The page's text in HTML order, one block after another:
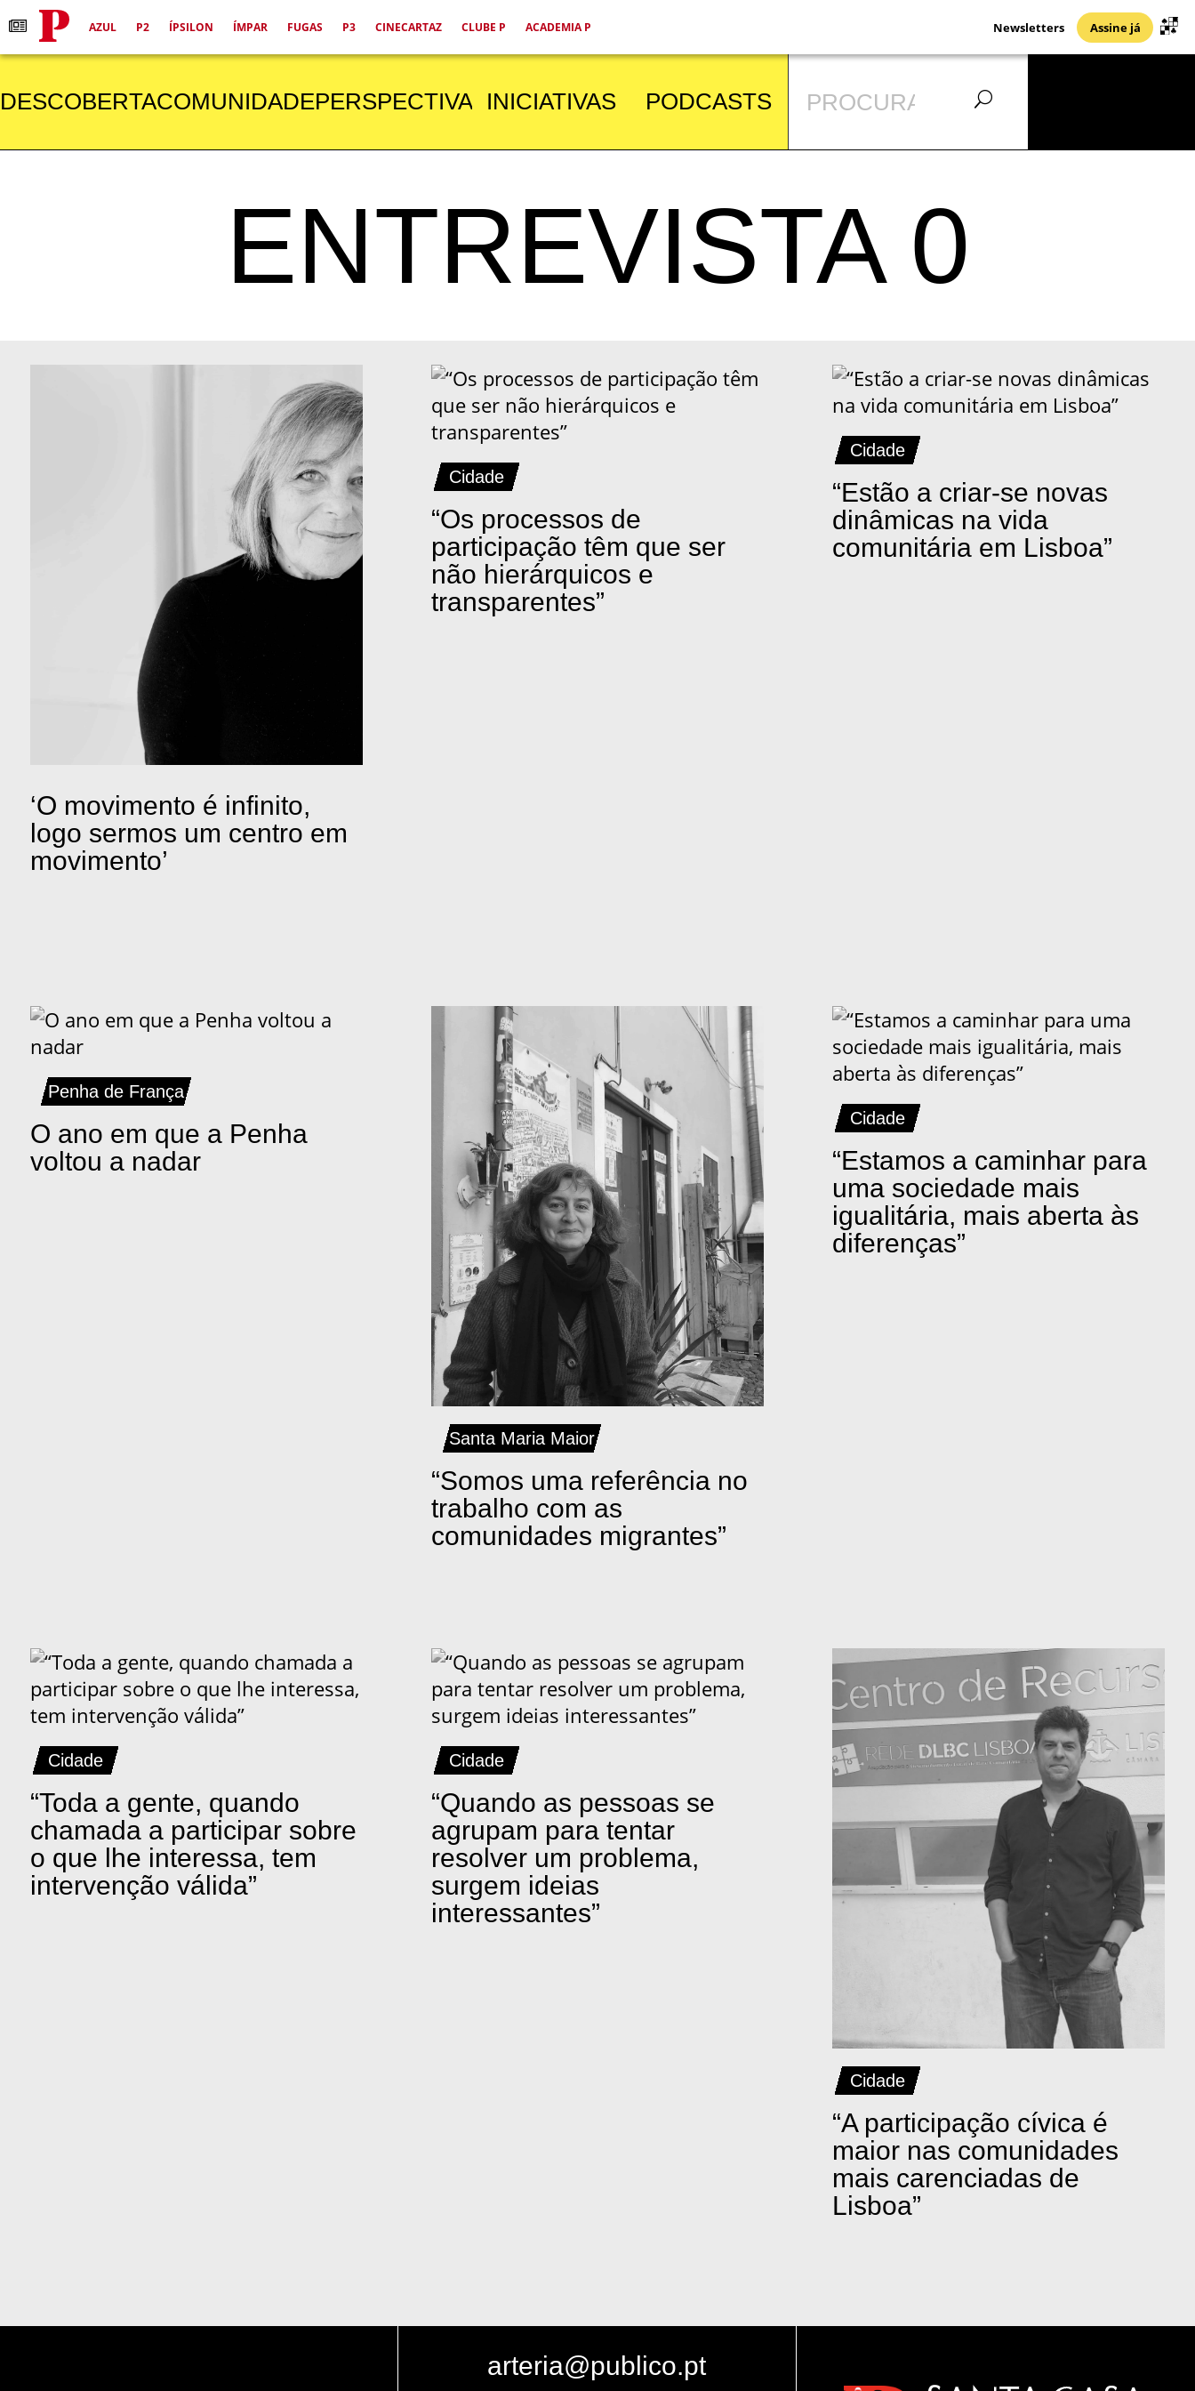
AZUL P2 ÍPSILON ÍMPAR FUGAS P3 CINECARTAZ CLUBE P ACADEMIA P Newsletters Assine já
DESCOBERTACOMUNIDADEPERSPECTIVA INICIATIVAS PODCASTS
ENTREVISTA 0
‘O movimento é infinito,
logo sermos um centro em
movimento’
O ano em que a Penha
voltou a nadar
Penha de França
“Toda a gente, quando
chamada a participar sobre
o que lhe interessa, tem
intervenção válida”
Cidade
“Os processos de
participação têm que ser
não hierárquicos e
transparentes”
Cidade
“Somos uma referência no
trabalho com as
comunidades migrantes”
Santa Maria Maior
“Quando as pessoas se
agrupam para tentar
resolver um problema,
surgem ideias
interessantes”
Cidade
“Estão a criar-se novas
dinâmicas na vida
comunitária em Lisboa”
Cidade
“Estamos a caminhar para
uma sociedade mais
igualitária, mais aberta às
diferenças”
Cidade
“A participação cívica é
maior nas comunidades
mais carenciadas de
Lisboa”
Cidade
arteria@publico.pt